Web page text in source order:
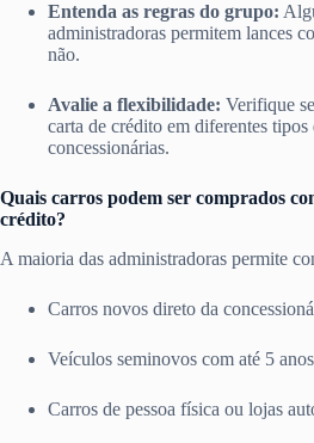
Entenda as regras do grupo:
administradoras permitem lances
não.
Avalie a flexibilidade: Verifique
carta de crédito em diferentes
concessionárias.
Quais carros podem ser comprados
crédito?
A maioria das administradoras permite
Carros novos direto da
Veículos seminovos com até 5
Carros de pessoa física ou lojas